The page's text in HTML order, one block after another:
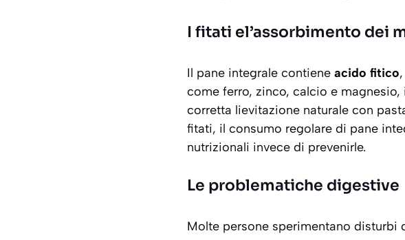
I fitati el’assorbimento dei
Il pane integrale contiene acido fitico
come ferro, zinco, calcio e magnesio,
corretta lievitazione naturale con
fitati, il consumo regolare di pane
nutrizionali invece di prevenirle.
Le problematiche digestive
Molte persone sperimentano disturbi